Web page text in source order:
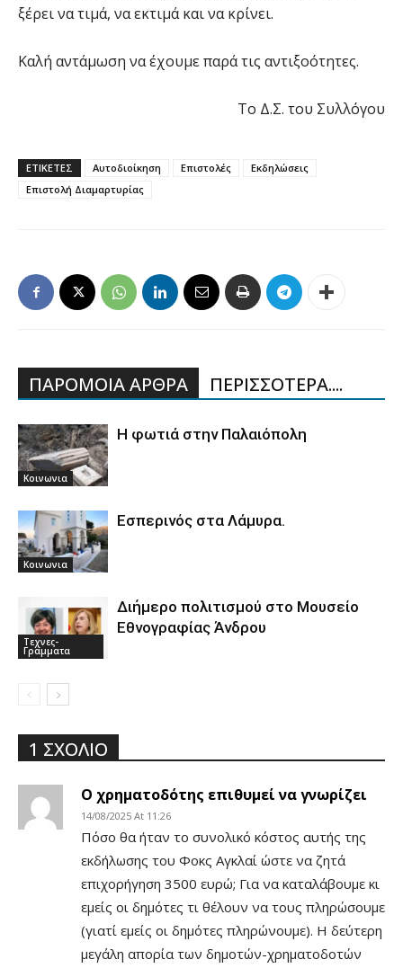
ξέρει να τιμά, να εκτιμά και να κρίνει.
Καλή αντάμωση να έχουμε παρά τις αντιξοότητες.
Το Δ.Σ. του Συλλόγου
ΕΤΙΚΕΤΕΣ Αυτοδιοίκηση Επιστολές
Εκδηλώσεις
Επιστολή Διαμαρτυρίας
ΠΑΡΟΜΟΙΑ ΑΡΘΡΑ ΠΕΡΙΣΣΟΤΕΡΑ....
Κοινωνια
Η φωτιά στην Παλαιόπολη
Κοινωνια
Εσπερινός στα Λάμυρα.
Τεχνες-
Γραμματα
Διήμερο πολιτισμού στο Μουσείο
Εθνογραφίας Άνδρου
1 ΣΧΟΛΙΟ
Ο χρηματοδότης επιθυμεί να γνωρίζει
14/08/2025 At 11:26
Πόσο θα ήταν το συνολικό κόστος αυτής της
εκδήλωσης του Φοκς Αγκλαί ώστε να ζητά
επιχορήγηση 3500 ευρώ; Για να καταλάβουμε κι
εμείς οι δημότες τι θέλουν να τους πληρώσουμε
(γιατί εμείς οι δημότες πληρώνουμε). Η δεύτερη
μεγάλη απορία των δημοτών-χρηματοδοτών